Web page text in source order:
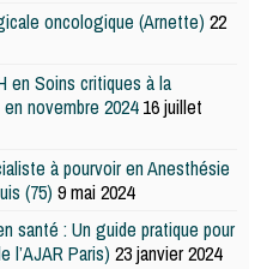
oncologique (Arnette) 22
en Soins critiques à la
novembre 2024 16 juillet
à pourvoir en Anesthésie
(75) 9 mai 2024
santé : Un guide pratique pour
l’AJAR Paris) 23 janvier 2024